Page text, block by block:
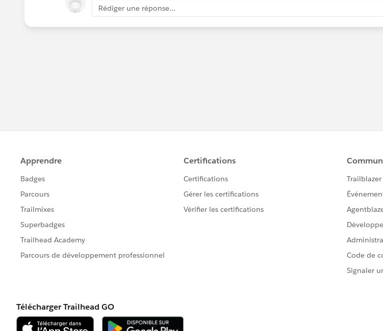
Rédiger une réponse...